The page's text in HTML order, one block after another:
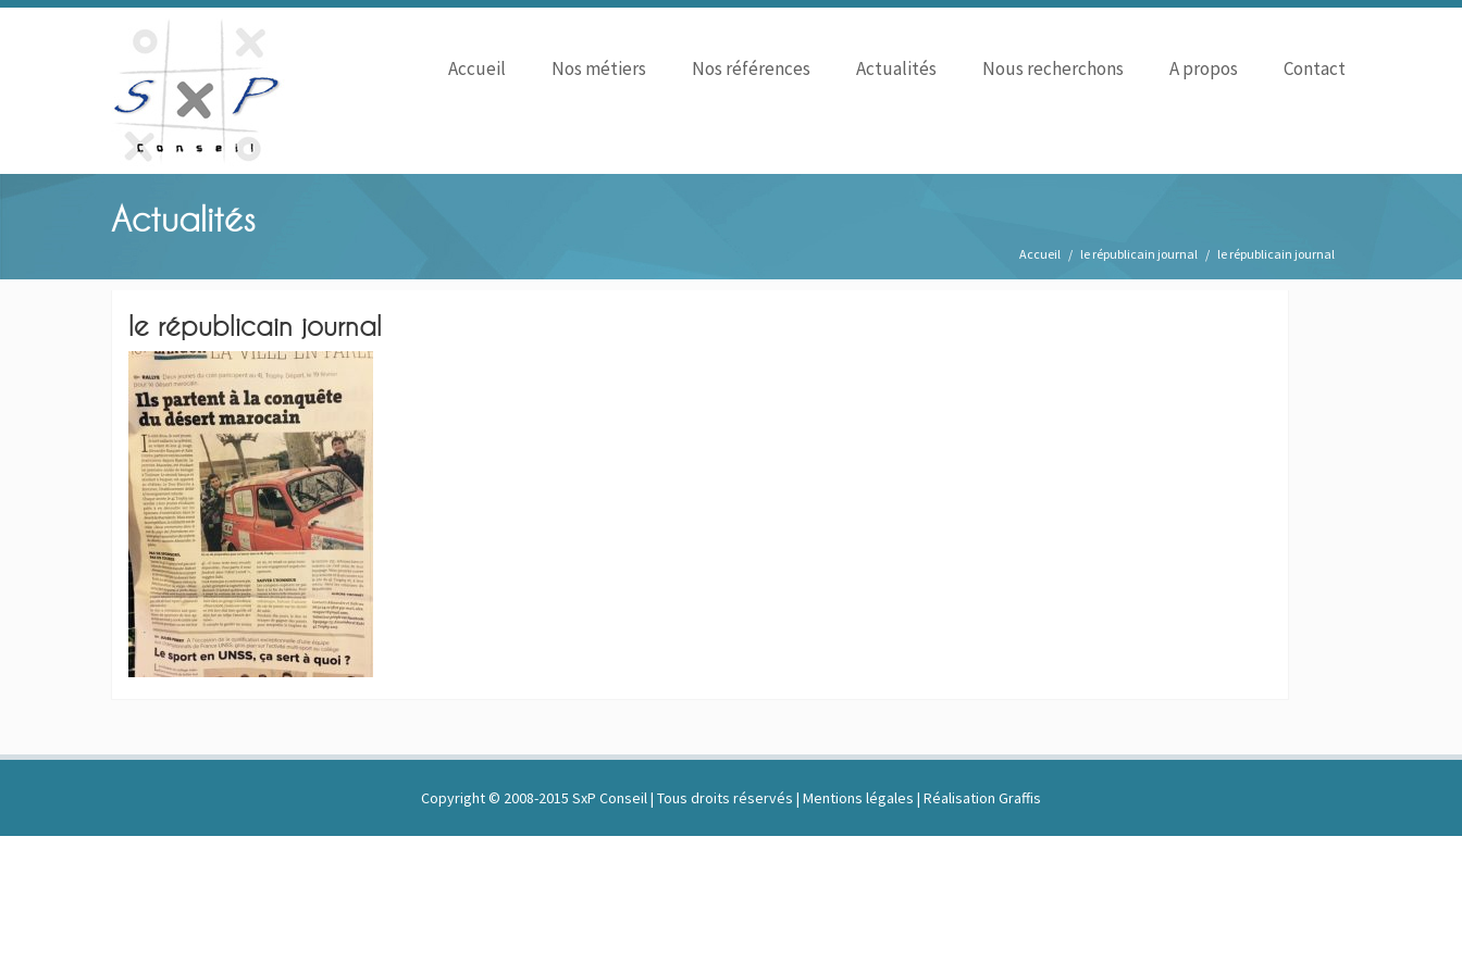
Accueil Nos métiers Nos références Actualités Nous recherchons A propos Contact
Actualités
Accueil le républicain journal le républicain journal
le républicain journal
Copyright © 2008-2015 SxP Conseil | Tous droits réservés | Mentions légales | Réalisation Graffis